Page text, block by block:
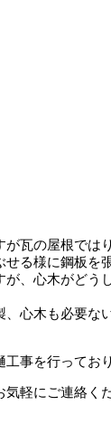
瓦の屋根では
る様に鋼板を
、心木がどう
心木も必要な
事を行っており
軽にご連絡くだ